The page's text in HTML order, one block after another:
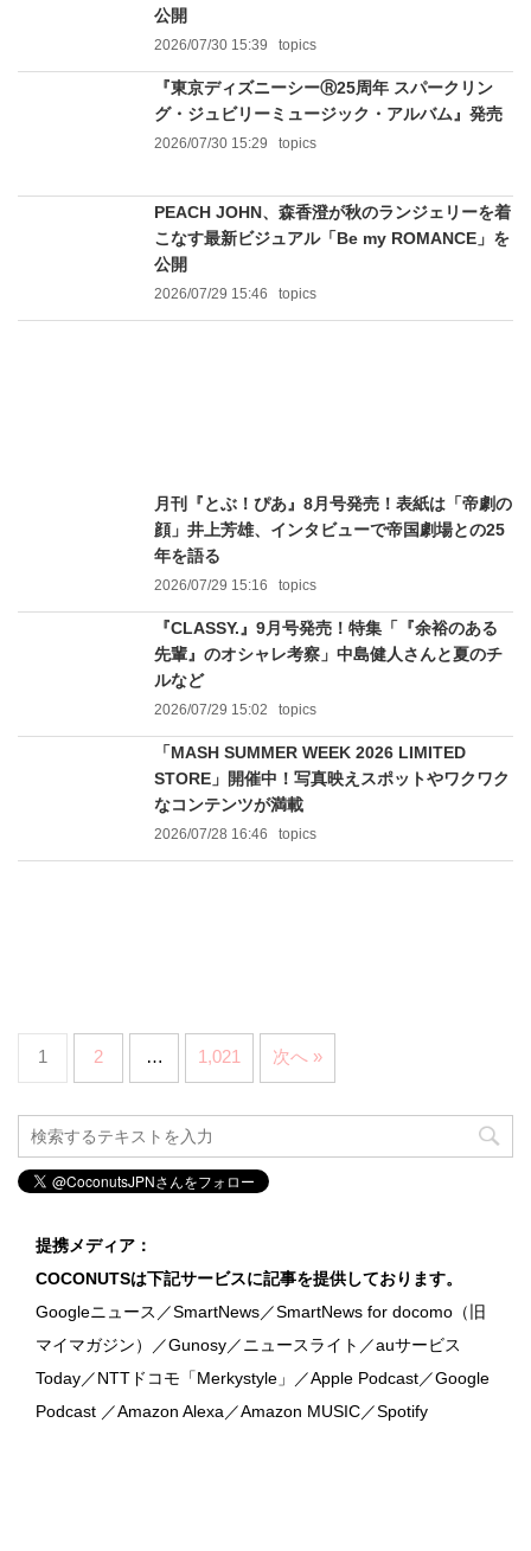
公開
2026/07/30 15:39 topics
『東京ディズニーシーⓇ25周年 スパークリン
グ・ジュビリーミュージック・アルバム』発売
2026/07/30 15:29 topics
PEACH JOHN、森香澄が秋のランジェリーを着
こなす最新ビジュアル「Be my ROMANCE」を
公開
2026/07/29 15:46 topics
月刊『とぶ！ぴあ』8月号発売！表紙は「帝劇の
顔」井上芳雄、インタビューで帝国劇場との25
年を語る
2026/07/29 15:16 topics
『CLASSY.』9月号発売！特集「『余裕のある
先輩』のオシャレ考察」中島健人さんと夏のチ
ルなど
2026/07/29 15:02 topics
「MASH SUMMER WEEK 2026 LIMITED
STORE」開催中！写真映えスポットやワクワク
なコンテンツが満載
2026/07/28 16:46 topics
1 2 … 1,021 次へ »
提携メディア：
COCONUTSは下記サービスに記事を提供しております。
Googleニュース／SmartNews／SmartNews for docomo（旧
マイマガジン）／Gunosy／ニュースライト／auサービス
Today／NTTドコモ「Merkystyle」／Apple Podcast／Google
Podcast ／Amazon Alexa／Amazon MUSIC／Spotify